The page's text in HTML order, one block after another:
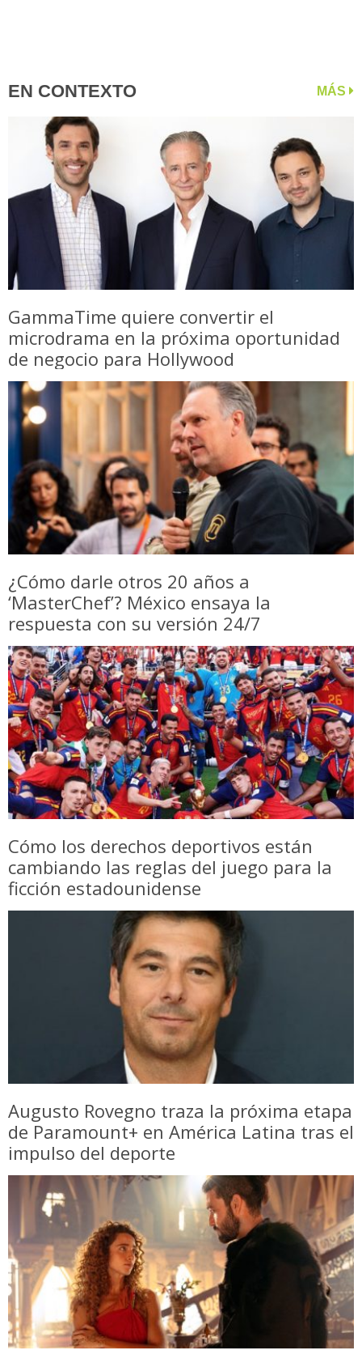
EN CONTEXTO MÁS
GammaTime quiere convertir el
microdrama en la próxima oportunidad
de negocio para Hollywood
¿Cómo darle otros 20 años a
‘MasterChef’? México ensaya la
respuesta con su versión 24/7
Cómo los derechos deportivos están
cambiando las reglas del juego para la
ficción estadounidense
Augusto Rovegno traza la próxima etapa
de Paramount+ en América Latina tras el
impulso del deporte